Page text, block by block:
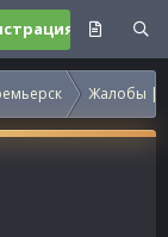
Жалобы |